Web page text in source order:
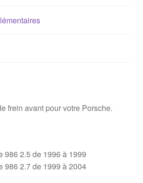
frein avant pour votre Porsche.
986 2.5 de 1996 à 1999
986 2.7 de 1999 à 2004